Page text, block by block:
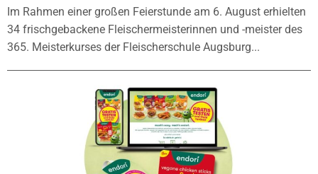
Im Rahmen einer großen Feierstunde am 6. August erhielten
34 frischgebackene Fleischermeisterinnen und -meister des
365. Meisterkurses der Fleischerschule Augsburg...